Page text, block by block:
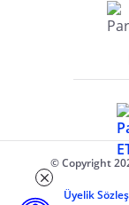
© Copyright
Üyelik